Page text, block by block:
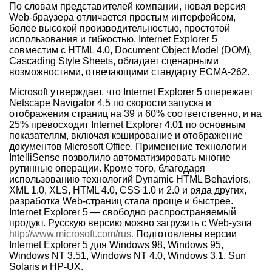
По словам представителей компании, новая версия
Web-браузера отличается простым интерфейсом,
более высокой производительностью, простотой
использования и гибкостью. Internet Explorer 5
совместим с HTML 4.0, Document Object Model (DOM),
Cascading Style Sheets, обладает сценарными
возможностями, отвечающими стандарту ECMA-262.
Microsoft утверждает, что Internet Explorer 5 опережает
Netscape Navigator 4.5 по скорости запуска и
отображения страниц на 39 и 60% соответственно, и на
25% превосходит Internet Explorer 4.01 по основным
показателям, включая кэширование и отображение
документов Microsoft Office. Применение технологии
IntelliSense позволило автоматизировать многие
рутинные операции. Кроме того, благодаря
использованию технологий Dynamic HTML Behaviors,
XML 1.0, XLS, HTML 4.0, CSS 1.0 и 2.0 и ряда других,
разработка Web-страниц стала проще и быстрее.
Internet Explorer 5 — свободно распространяемый
продукт. Русскую версию можно загрузить с Web-узла
http://www.microsoft.com/rus. Подготовлены версии
Internet Explorer 5 для Windows 98, Windows 95,
Windows NT 3.51, Windows NT 4.0, Windows 3.1, Sun
Solaris и HP-UX.